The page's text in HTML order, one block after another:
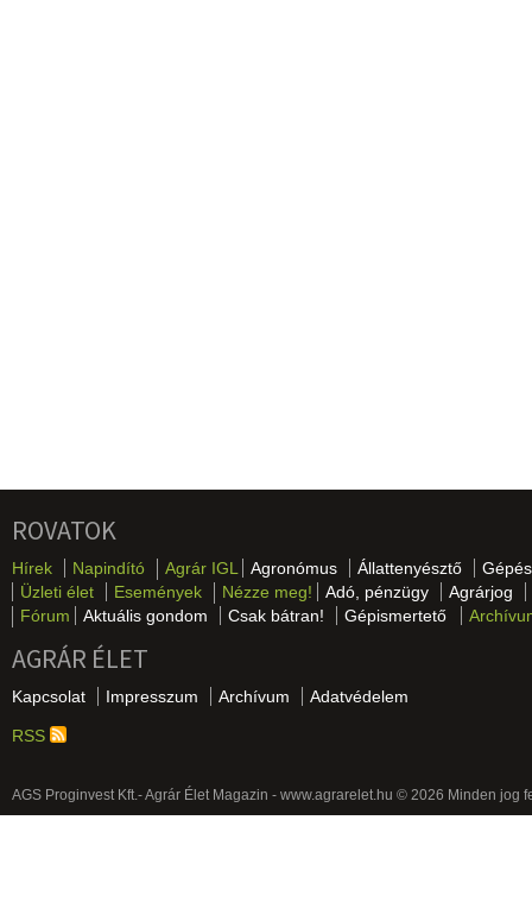
ROVATOK
Hírek Napindító Agrár IGL Agronómus Állattenyésztő
Üzleti élet
Események Nézze meg! Adó, pénzügy
Agrárjog
Fórum
Aktuális gondom Csak bátran! Gépismertető
AGRÁR ÉLET
Kapcsolat Impresszum Archívum Adatvédelem
RSS
AGS Proginvest Kft.- Agrár Élet Magazin - www.agrarelet.hu © 2026 Minden jog